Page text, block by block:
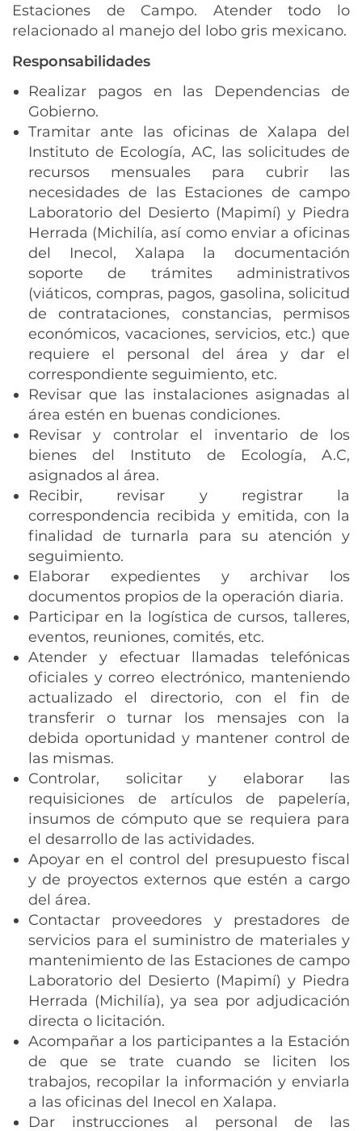
Estaciones de Campo. Atender todo lo
relacionado al manejo del lobo gris mexicano.
Responsabilidades
Realizar pagos en las Dependencias de
Gobierno.
Tramitar ante las oficinas de Xalapa del
Instituto de Ecología, AC, las solicitudes de
recursos mensuales para cubrir las
necesidades de las Estaciones de campo
Laboratorio del Desierto (Mapimí) y Piedra
Herrada (Michilía, así como enviar a oficinas
del Inecol, Xalapa la documentación
soporte de trámites administrativos
(viáticos, compras, pagos, gasolina, solicitud
de contrataciones, constancias, permisos
económicos, vacaciones, servicios, etc.) que
requiere el personal del área y dar el
correspondiente seguimiento, etc.
Revisar que las instalaciones asignadas al
área estén en buenas condiciones.
Revisar y controlar el inventario de los
bienes del Instituto de Ecología, A.C,
asignados al área.
Recibir, revisar y registrar la
correspondencia recibida y emitida, con la
finalidad de turnarla para su atención y
seguimiento.
Elaborar expedientes y archivar los
documentos propios de la operación diaria.
Participar en la logística de cursos, talleres,
eventos, reuniones, comités, etc.
Atender y efectuar llamadas telefónicas
oficiales y correo electrónico, manteniendo
actualizado el directorio, con el fin de
transferir o turnar los mensajes con la
debida oportunidad y mantener control de
las mismas.
Controlar, solicitar y elaborar las
requisiciones de artículos de papelería,
insumos de cómputo que se requiera para
el desarrollo de las actividades.
Apoyar en el control del presupuesto fiscal
y de proyectos externos que estén a cargo
del área.
Contactar proveedores y prestadores de
servicios para el suministro de materiales y
mantenimiento de las Estaciones de campo
Laboratorio del Desierto (Mapimí) y Piedra
Herrada (Michilía), ya sea por adjudicación
directa o licitación.
Acompañar a los participantes a la Estación
de que se trate cuando se liciten los
trabajos, recopilar la información y enviarla
a las oficinas del Inecol en Xalapa.
Dar instrucciones al personal de las